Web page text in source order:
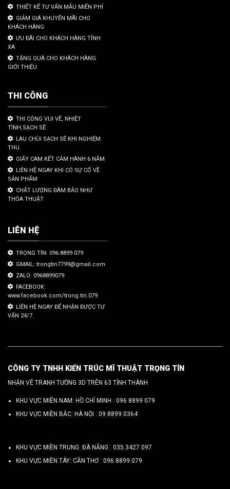
THIẾT KẾ TƯ VẤN MẪU MIỄN PHÍ
GIẢM GIÁ KHUYẾN MÃI CHO
KHÁCH HÀNG
ƯU ĐÃI CHO KHÁCH HÀNG TỈNH
XA
TẶNG QUÀ CHO KHÁCH HÀNG
GIỚI THIỆU
THI CÔNG
THI CÔNG VUI VẼ, NHIỆT
TÌNH,SẠCH SẼ
LAU CHÙI SẠCH SẼ KHI NGHIỆM
THU
GIẤY CAM KẾT CẢM HÀNH 6 NĂM
LIÊN HỆ NGAY KHI CÓ SỰ CỐ VỀ
SẢN PHẨM
CHẤT LƯỢNG ĐÀM BẢO NHƯ
THỎA THUẬT
LIÊN HỆ
TRỌNG TÍN: 096.8899.079
GMAIL: trongtin7799@gmail.com
ZALO: 0968899079
FACEBOOK:
www.facebook.com/trong.tin.079
LIÊN HỆ NGAY ĐỂ NHẬN ĐƯỢC TƯ
VẤN 24/7.
CÔNG TY TNHH KIẾN TRÚC MĨ THUẬT TRỌNG TÍN
NHẬN VẼ TRANH TƯỜNG 3D TRÊN 63 TỈNH THÀNH
KHU VỰC MIỀN NAM: HỒ CHÍ MINH : 096 8899 079
KHU VỰC MIỀN BẮC: HÀ NỘI : 09.8899.0364
KHU VỰC MIỀN TRUNG: ĐÀ NẴNG : 035.3427.097
KHU VỰC MIỀN TÂY: CẦN THƠ : 096.8899.079